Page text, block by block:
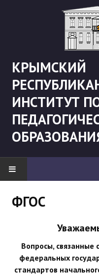
КРЫМСКИЙ
ИНСТИТУТ
АНОНСЫ
ФГОС
Вопросы, связанные
федеральных
стандартов